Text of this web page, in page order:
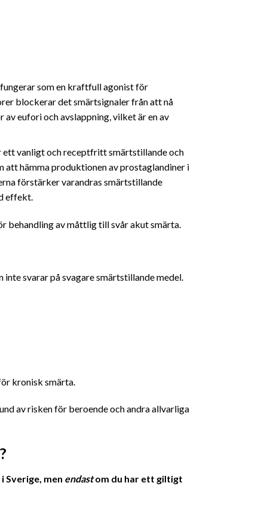
som en kraftfull agonist för
blockerar det smärtsignaler från att nå
eufori och avslappning, vilket är en av
ett vanligt och receptfritt smärtstillande och
att hämma produktionen av prostaglandiner i
förstärker varandras smärtstillande
effekt.
behandling av måttlig till svår akut smärta.
svarar på svagare smärtstillande medel.
kronisk smärta.
av risken för beroende och andra allvarliga
Sverige, men endastom du har ett giltigt